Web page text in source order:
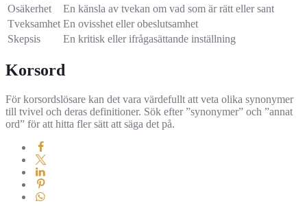
Osäkerhet
En känsla av tvekan om vad som är rätt eller sant
Tveksamhet En ovisshet eller obeslutsamhet
Skepsis
En kritisk eller ifrågasättande inställning
Korsord
För korsordslösare kan det vara värdefullt att veta olika synonymer
till tvivel och deras definitioner. Sök efter ”synonymer” och ”annat
ord” för att hitta fler sätt att säga det på.